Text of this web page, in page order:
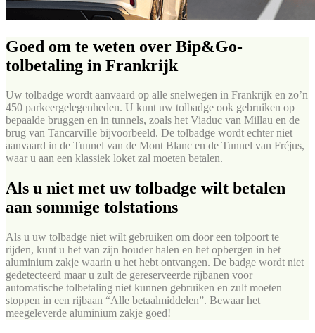
Goed om te weten over Bip&Go-
tolbetaling in Frankrijk
Uw tolbadge wordt aanvaard op alle snelwegen in Frankrijk en zo’n
450 parkeergelegenheden. U kunt uw tolbadge ook gebruiken op
bepaalde bruggen en in tunnels, zoals het Viaduc van Millau en de
brug van Tancarville bijvoorbeeld. De tolbadge wordt echter niet
aanvaard in de Tunnel van de Mont Blanc en de Tunnel van Fréjus,
waar u aan een klassiek loket zal moeten betalen.
Als u niet met uw tolbadge wilt betalen
aan sommige tolstations
Als u uw tolbadge niet wilt gebruiken om door een tolpoort te
rijden, kunt u het van zijn houder halen en het opbergen in het
aluminium zakje waarin u het hebt ontvangen. De badge wordt niet
gedetecteerd maar u zult de gereserveerde rijbanen voor
automatische tolbetaling niet kunnen gebruiken en zult moeten
stoppen in een rijbaan “Alle betaalmiddelen”. Bewaar het
meegeleverde aluminium zakje goed!